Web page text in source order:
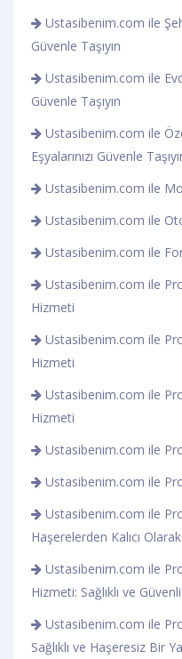
Ustasibenim.com ile
Güvenle Taşıyın
Ustasibenim.com ile
Güvenle Taşıyın
Ustasibenim.com ile
Eşyalarınızı Güvenle
Ustasibenim.com ile
Ustasibenim.com ile
Ustasibenim.com ile
Ustasibenim.com ile
Hizmeti
Ustasibenim.com ile
Hizmeti
Ustasibenim.com ile
Hizmeti
Ustasibenim.com ile
Ustasibenim.com ile
Ustasibenim.com ile
Haşerelerden Kalıcı
Ustasibenim.com ile
Hizmeti: Sağlıklı ve
Ustasibenim.com ile
Sağlıklı ve Haşeresiz Bir